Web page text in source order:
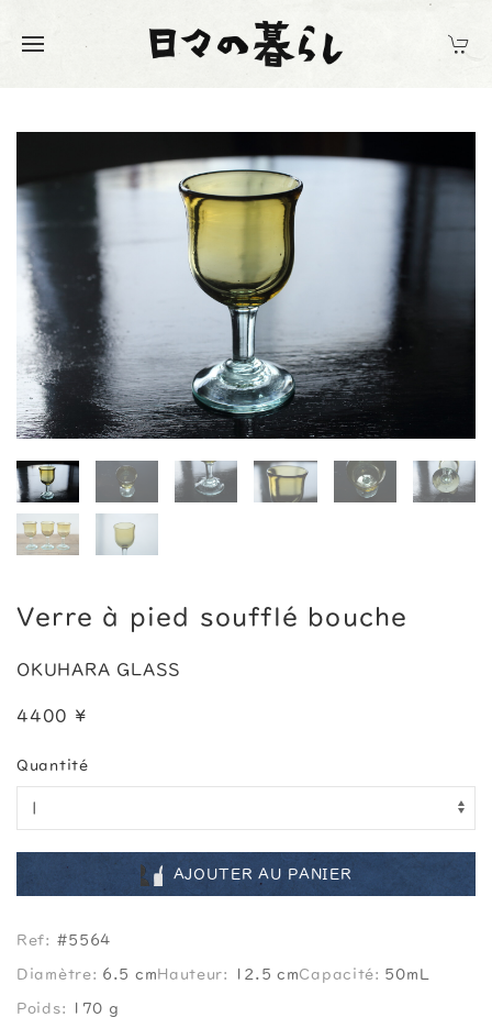
Verre à pied soufflé bouche
OKUHARA GLASS
4400 ¥
Quantité
AJOUTER AU PANIER
Ref: #5564
Diamètre: 6.5 cmHauteur: 12.5 cmCapacité: 50mL
Poids: 170 g